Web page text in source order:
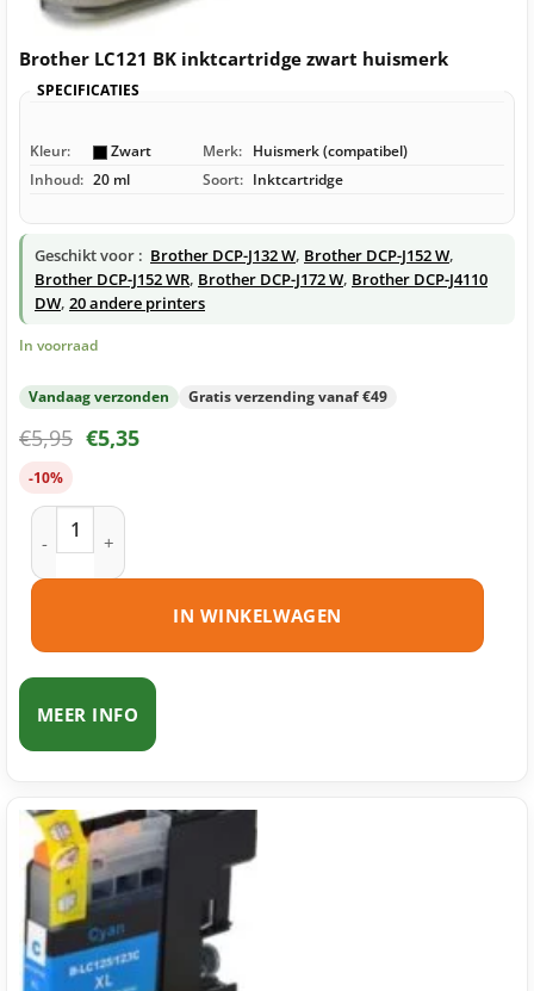
Brother LC121 BK inktcartridge zwart huismerk
SPECIFICATIES
Kleur: Zwart Merk: Huismerk (compatibel)
Inhoud: 20 ml Soort: Inktcartridge
Geschikt voor : Brother DCP-J132 W, Brother DCP-J152 W,
Brother DCP-J152 WR, Brother DCP-J172 W, Brother DCP-J4110
DW, 20 andere printers
In voorraad
Vandaag verzonden Gratis verzending vanaf €49
€5,95 €5,35
-10%
Brother LC121 BK inktcartridge zwart huismerk aantal
IN WINKELWAGEN
MEER INFO